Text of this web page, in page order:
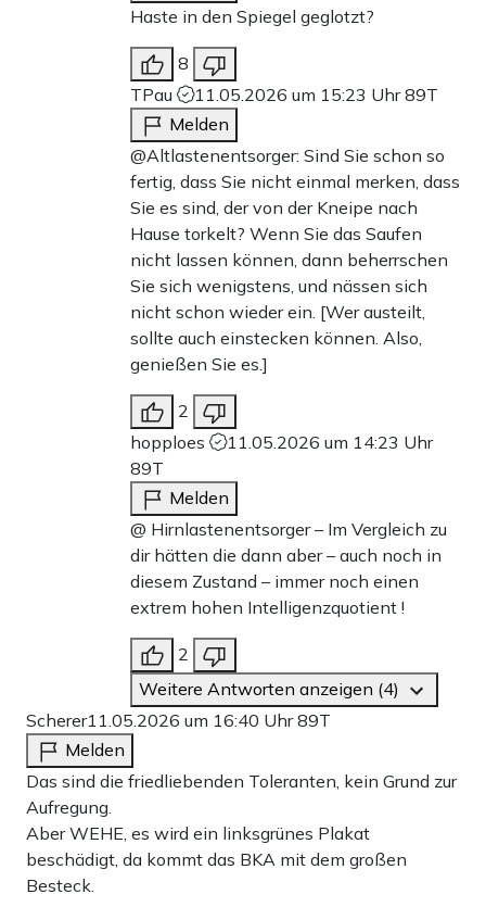
Haste in den Spiegel geglotzt?
8
TPau
11.05.2026 um 15:23 Uhr89T
Melden
@Altlastenentsorger: Sind Sie schon so
fertig, dass Sie nicht einmal merken, dass
Sie es sind, der von der Kneipe nach
Hause torkelt? Wenn Sie das Saufen
nicht lassen können, dann beherrschen
Sie sich wenigstens, und nässen sich
nicht schon wieder ein. [Wer austeilt,
sollte auch einstecken können. Also,
genießen Sie es.]
2
hopploes
11.05.2026 um 14:23 Uhr
89T
Melden
@ Hirnlastenentsorger – Im Vergleich zu
dir hätten die dann aber – auch noch in
diesem Zustand – immer noch einen
extrem hohen Intelligenzquotient !
2
Weitere Antworten anzeigen (4)
Scherer11.05.2026 um 16:40 Uhr89T
Melden
Das sind die friedliebenden Toleranten, kein Grund zur
Aufregung.
Aber WEHE, es wird ein linksgrünes Plakat
beschädigt, da kommt das BKA mit dem großen
Besteck.